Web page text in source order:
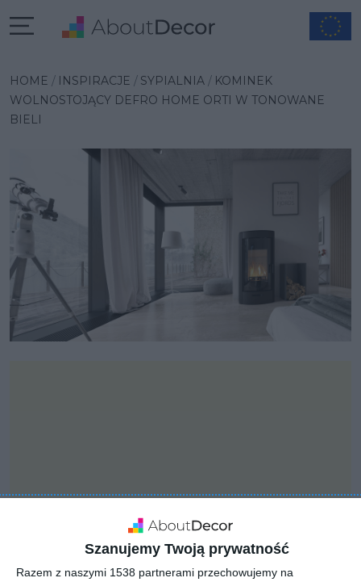
Szanujemy Twoją prywatność
Razem z naszymi 1538 partnerami przechowujemy na
HOME INSPIRACJE SYPIALNIA
KOMINEK
WOLNOSTOJĄCY DEFRO HOME ORTI W TONOWANE
BIELI